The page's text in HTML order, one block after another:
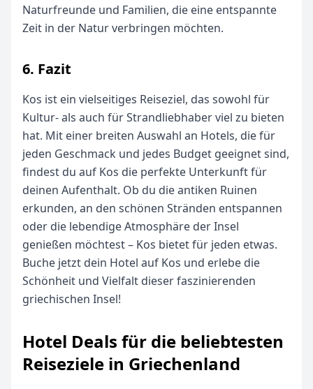
Naturfreunde und Familien, die eine entspannte
Zeit in der Natur verbringen möchten.
6. Fazit
Kos ist ein vielseitiges Reiseziel, das sowohl für
Kultur- als auch für Strandliebhaber viel zu bieten
hat. Mit einer breiten Auswahl an Hotels, die für
jeden Geschmack und jedes Budget geeignet sind,
findest du auf Kos die perfekte Unterkunft für
deinen Aufenthalt. Ob du die antiken Ruinen
erkunden, an den schönen Stränden entspannen
oder die lebendige Atmosphäre der Insel
genießen möchtest – Kos bietet für jeden etwas.
Buche jetzt dein Hotel auf Kos und erlebe die
Schönheit und Vielfalt dieser faszinierenden
griechischen Insel!
Hotel Deals für die beliebtesten
Reiseziele in Griechenland